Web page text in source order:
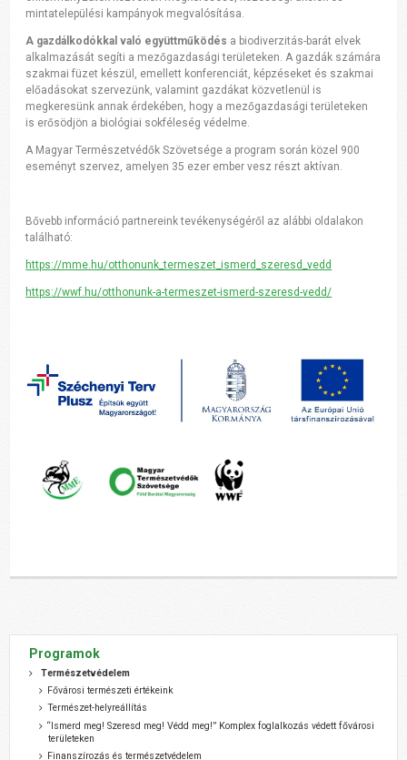
mintatelepülési kampányok megvalósítása.
A gazdálkodókkal való együttműködés a biodiverzitás-barát elvek
alkalmazását segíti a mezőgazdasági területeken. A gazdák számára
szakmai füzet készül, emellett konferenciát, képzéseket és szakmai
előadásokat szervezünk, valamint gazdákat közvetlenül is
megkeresünk annak érdekében, hogy a mezőgazdasági területeken
is erősödjön a biológiai sokféleség védelme.
A Magyar Természetvédők Szövetsége a program során közel 900
eseményt szervez, amelyen 35 ezer ember vesz részt aktívan.
Bővebb információ partnereink tevékenységéről az alábbi oldalakon
található:
https://mme.hu/otthonunk_termeszet_ismerd_szeresd_vedd
https://wwf.hu/otthonunk-a-termeszet-ismerd-szeresd-vedd/
Programok
Természetvédelem
Fővárosi természeti értékeink
Természet-helyreállítás
“Ismerd meg! Szeresd meg! Védd meg!” Komplex foglalkozás védett fővárosi
területeken
Finanszírozás és természetvédelem